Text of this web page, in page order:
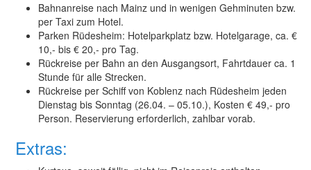
Bahnanreise nach Mainz und in wenigen Gehminuten bzw.
per Taxi zum Hotel.
Parken Rüdesheim: Hotelparkplatz bzw. Hotelgarage, ca. €
10,- bis € 20,- pro Tag.
Rückreise per Bahn an den Ausgangsort, Fahrtdauer ca. 1
Stunde für alle Strecken.
Rückreise per Schiff von Koblenz nach Rüdesheim jeden
Dienstag bis Sonntag (26.04. – 05.10.), Kosten € 49,- pro
Person. Reservierung erforderlich, zahlbar vorab.
Extras: